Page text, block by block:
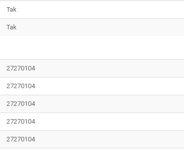
Tak
Tak
27270104
27270104
27270104
27270104
27270104